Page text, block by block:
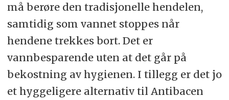
må berøre den tradisjonelle hendelen,
samtidig som vannet stoppes når
hendene trekkes bort. Det er
vannbesparende uten at det går på
bekostning av hygienen. I tillegg er det jo
et hyggeligere alternativ til Antibacen